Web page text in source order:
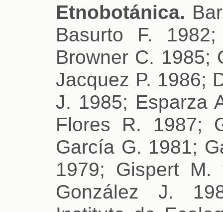
Etnobotánica.
Basurto F.
Browner C. 1985;
Jacquez P. 1986;
J. 1985; Esparza
Flores R. 1987;
García G. 1981;
1979; Gispert
González J.